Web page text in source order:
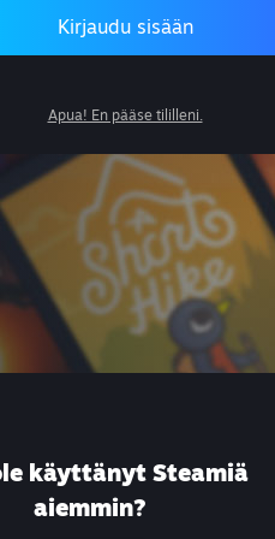
Kirjaudu sisään
Apua! En pääse tililleni.
käyttänyt Steamiä
aiemmin?